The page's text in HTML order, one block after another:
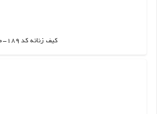
کیف زنانه کد 189-20
اطلاعات بیشتر